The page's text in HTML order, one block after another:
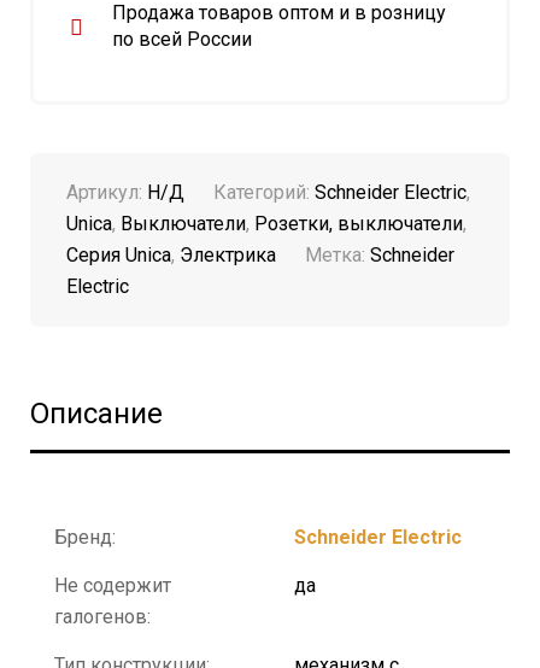
Продажа товаров оптом и в розницу
по всей России
Артикул: Н/Д Категорий: Schneider Electric,
Unica, Выключатели, Розетки, выключатели,
Серия Unica, Электрика Метка: Schneider
Electric
Описание
Бренд: Schneider Electric
Не содержит
галогенов:
да